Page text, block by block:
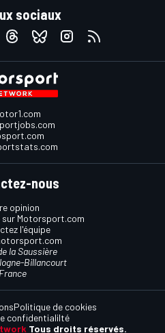
sociaux
nous
opinion
Motorsport.com
l'équipe
la Saussière
Billancourt
France
Tous droits réservés.
Politique de cookies
confidentialilté